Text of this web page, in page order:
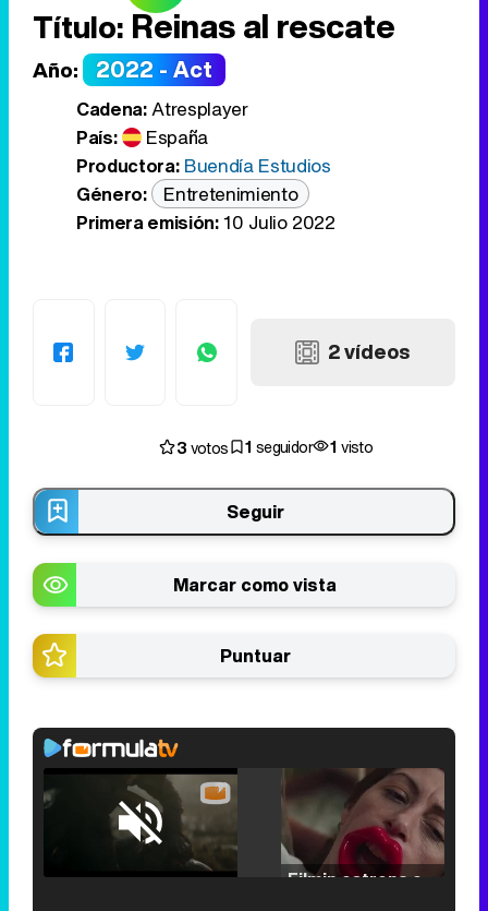
Título: Reinas al rescate
Año: 2022 - Act
Cadena:Atresplayer
País:
España
Productora: Buendía Estudios
Género:
Entretenimiento
Primera emisión:10 Julio 2022
2 vídeos
3votos 1 seguidor 1 visto
Seguir
Marcar como vista
Puntuar
Unmute /